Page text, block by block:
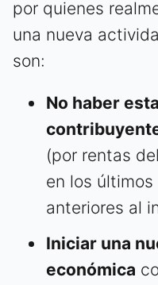
por quienes
una nueva
son:
No haber
(por rentas
en los
anteriores al
Iniciar una
económica